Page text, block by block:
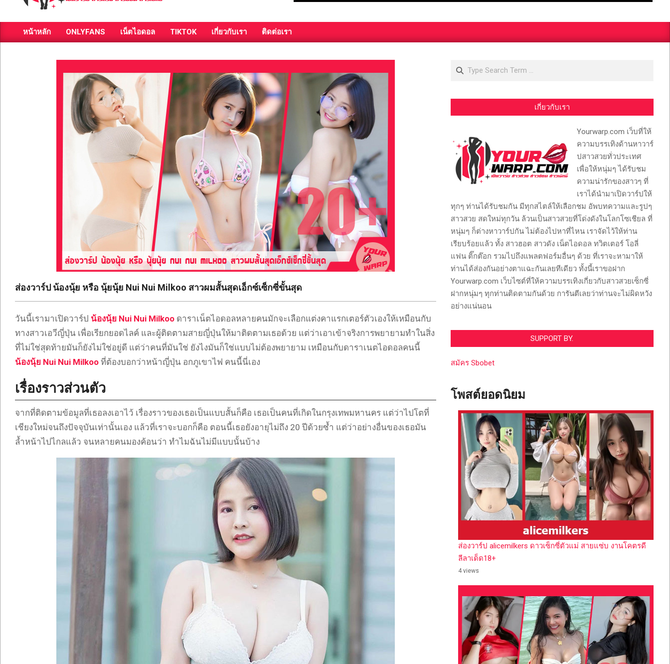
ส่อง
วาร์
กระแส
ONLYFANS
TIKTOK
Primary
หน้าหลัก ONLYFANS เน็ตไอดอล TIKTOK เกี่ยวกับเรา ติดต่อเรา
ส่องวาร์ป น้องนุ้ย หรือ นุ้ยนุ้ย Nui Nui Milkoo สาวผมสั้นสุดเอ็กซ์เซ็กซี่ขั้นสุด
วันนี้เรามาเปิดวาร์ป น้องนุ้ย Nui Nui Milkoo ดาราเน็ตไอดอลหลายคนมักจะเลือกแต่งคาแรกเตอร์ตัวเองให้เหมือนกับ
ทางสาวเอวีญี่ปุ่น เพื่อเรียกยอดไลค์ และผู้ติดตามสายญี่ปุ่นให้มาติดตามเธอด้วย แต่ว่าเอาเข้าจริงการพยายามทำในสิ่ง
ที่ไม่ใช่สุดท้ายมันก็ยังไม่ใช่อยู่ดี แต่ว่าคนที่มันใช่ ยังไงมันก็ใช่แบบไม่ต้องพยายาม เหมือนกับดาราเนตไอดอลคนนี้
น้องนุ้ย Nui Nui Milkoo ที่ต้องบอกว่าหน้าญี่ปุ่น อกภูเขาไฟ คนนี้นี่เอง
เรื่องราวส่วนตัว
จากที่ติดตามข้อมูลที่เธอลงเอาไว้ เรื่องราวของเธอเป็นแบบสั้นก็คือ เธอเป็นคนที่เกิดในกรุงเทพมหานคร แต่ว่าไปโตที่
เชียงใหม่จนถึงปัจจุบันเท่านั้นเอง แล้วที่เราจะบอกก็คือ ตอนนี้เธอยังอายุไม่ถึง 20 ปีด้วยซ้ำ แต่ว่าอย่างอื่นของเธอมัน
ล้ำหน้าไปไกลแล้ว จนหลายคนมองค้อนว่า ทำไมฉันไม่มีแบบนั้นบ้าง
Search
เกี่ยวกับเรา
Yourwarp.com เว็บที่ให้
ความบรรเทิงด้านหาวาร์
ปสาวสวยทั่วประเทศ
เพื่อให้หนุ่มๆ ได้รับชม
ความน่ารักของสาวๆ ที่
เราได้นำมาเปิดวาร์ปให้
ทุกๆ ท่านได้รับชมกัน มีทุกสไตล์ให้เลือกชม อัพบทความและรูปๆ
สาวสวย สดใหม่ทุกวัน ล้วนเป็นสาวสวยที่โด่งดังในโลกโซเชียล ที่
หนุ่มๆ ก็ต่างหาวาร์ปกัน ไม่ต้องไปหาที่ไหน เราจัดไว้ให้ท่าน
เรียบร้อยแล้ว ทั้ง สาวฮอต สาวดัง เน็ตไอดอล ทวิตเตอร์ โอลี่
แฟน ติ๊กต๊อก รวมไปถึงแพลตฟอร์มอื่นๆ ด้วย ที่เราจะหามาให้
ท่านได้ส่องกันอย่างตาแฉะกันเลยทีเดียว ทั้งนี้เราขอฝาก
Yourwarp.com เว็บไซต์ที่ให้ความบรรเทิงเกี่ยวกับสาวสวยเซ็กซี่
ฝากหนุ่มๆ ทุกท่านติดตามกันด้วย การันตีเลยว่าท่านจะไม่ผิดหวัง
อย่างแน่นอน
SUPPORT BY.
สมัคร Sbobet
โพสต์ยอดนิยม
ส่องวาร์ป alicemilkers ดาวเซ็กซี่ตัวแม่ สายแซ่บ งานโคตรดี
ลีลาเด็ด18+
4 views